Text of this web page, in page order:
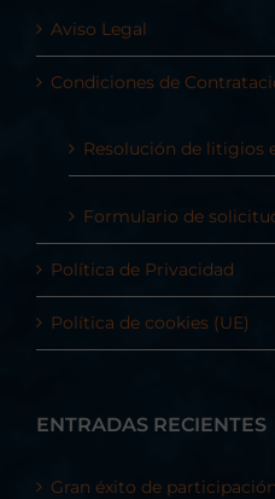
Aviso Legal
Condiciones de
Resolución de litigios
Formulario de
Política de Privacidad
Política de cookies (UE)
ENTRADAS RECIENTES
Gran éxito de